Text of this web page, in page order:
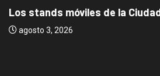
Los stands móviles de la
agosto 3, 2026